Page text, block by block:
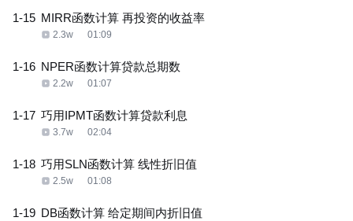
1-15 MIRR函数计算 再投资的收益率
2.3w 01:09
1-16 NPER函数计算贷款总期数
2.2w 01:07
1-17 巧用IPMT函数计算贷款利息
3.7w 02:04
1-18 巧用SLN函数计算 线性折旧值
2.5w 01:08
1-19 DB函数计算 给定期间内折旧值